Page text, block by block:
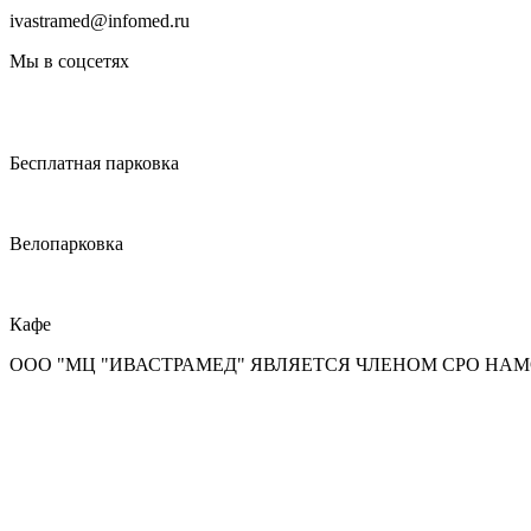
ivastramed@infomed.ru
Мы в соцсетях
Бесплатная парковка
Велопарковка
Кафе
ООО "МЦ "ИВАСТРАМЕД" ЯВЛЯЕТСЯ ЧЛЕНОМ СРО